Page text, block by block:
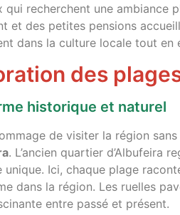
qui recherchent une ambiance
et des petites pensions
dans la culture locale tout en
des
historique et naturel
de visiter la région
. L’ancien quartier d’Albufeira
unique. Ici, chaque plage
dans la région. Les ruelles
entre passé et présent.